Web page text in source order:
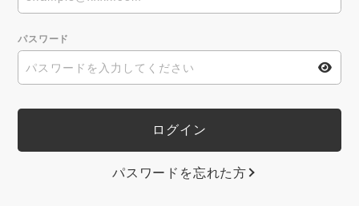
パスワード
パスワードを忘れた方